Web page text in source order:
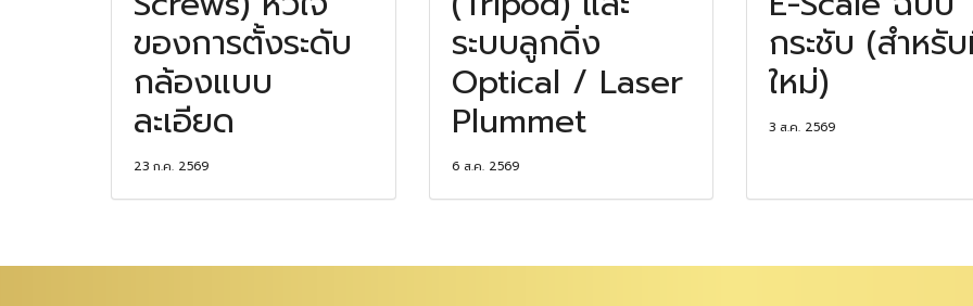
ของการตั้งระดับ
กล้องแบบ
ละเอียด
23 ก.ค. 2569
ระบบลูกดิ่ง
Optical / Laser
Plummet
6 ส.ค. 2569
กระชับ (สำหรั
ใหม่)
3 ส.ค. 2569